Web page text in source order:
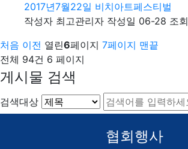
2017년7월22일 비치아트페스티벌
작성자 최고관리자 작성일 06-28 조회
처음 이전 열린6페이지 7페이지 맨끝
전체 94건 6 페이지
게시물 검색
검색대상
협회행사